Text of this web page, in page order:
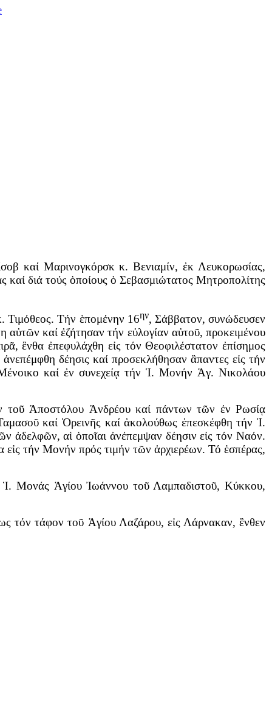
Μαρινογκόρσκ κ. Βενιαμίν, ἐκ Λευκορωσίας,
διά τούς ὁποίους ὁ Σεβασμιώτατος Μητροπολίτης
Τιμόθεος. Τήν ἑπομένην 16ην, Σάββατον, συνώδευσεν
καί ἐζήτησαν τήν εὐλογίαν αὐτοῦ, προκειμένου
ἒνθα ἐπεφυλάχθη εἰς τόν Θεοφιλέστατον ἐπίσημος
δέησις καί προσεκλήθησαν ἃπαντες εἰς τήν
καί ἐν συνεχείᾳ τήν Ἱ. Μονήν Ἁγ. Νικολάου
Ἀποστόλου Ἀνδρέου καί πάντων τῶν ἐν Ρωσίᾳ
καί Ὀρεινῆς καί ἀκολούθως ἐπεσκέφθη τήν Ἱ.
ἀδελφῶν, αἱ ὁποῖαι ἀνέπεμψαν δέησιν εἰς τόν Ναόν.
εἰς τήν Μονήν πρός τιμήν τῶν ἀρχιερέων. Τό ἑσπέρας,
Ἁγίου Ἰωάννου τοῦ Λαμπαδιστοῦ, Κύκκου,
τάφον τοῦ Ἁγίου Λαζάρου, εἰς Λάρνακαν, ἒνθεν